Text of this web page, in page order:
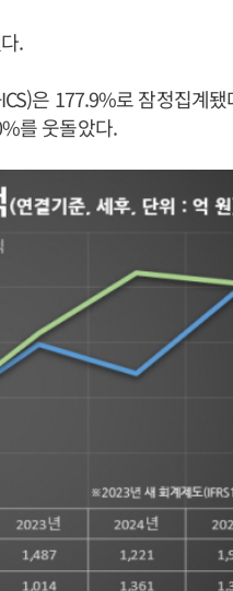
.
은 177.9%로 잠정집계
를 웃돌았다.